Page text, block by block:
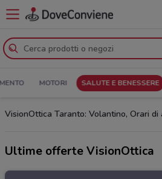
MOTORI SALUTE E BENESSERE
VisionOttica Taranto: Volantino, Orari di
Ultime offerte VisionOttica